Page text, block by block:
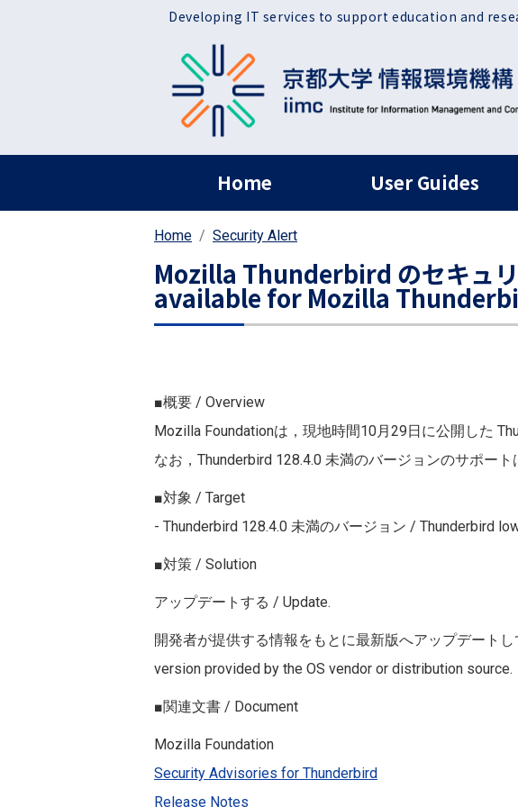
Developing IT services to support education and
ヘッダー グローバルナビ
Home User Guides
Home Security Alert
Mozilla Thunderbird のセキュ
available for Mozilla
■概要 / Overview
Mozilla Foundationは，現地時間10月29日に公開した
なお，Thunderbird 128.4.0 未満のバージョンのサポート
■対象 / Target
- Thunderbird 128.4.0 未満のバージョン / Thunderbird
■対策 / Solution
アップデートする / Update.
開発者が提供する情報をもとに最新版へアップデート
version provided by the OS vendor or distribution source.
■関連文書 / Document
Mozilla Foundation
Security Advisories for Thunderbird
Release Notes